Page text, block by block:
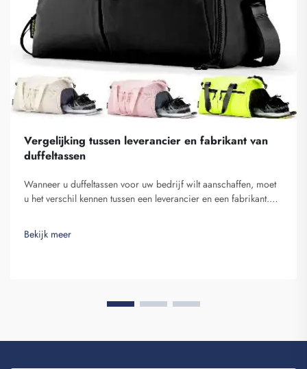
Vergelijking tussen leverancier en fabrikant van
duffeltassen
Wanneer u duffeltassen voor uw bedrijf wilt aanschaffen, moet
u het verschil kennen tussen een leverancier en een fabrikant.
fabrikanten ze produceren. Fuzhou Saipulang Trading is een
goede keuze voor bedrijven die q...
Bekijk meer